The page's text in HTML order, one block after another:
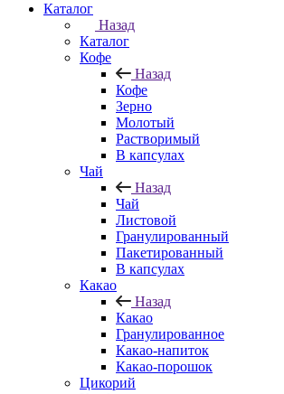
Каталог
Назад
Каталог
Кофе
Назад
Кофе
Зерно
Молотый
Растворимый
В капсулах
Чай
Назад
Чай
Листовой
Гранулированный
Пакетированный
В капсулах
Какао
Назад
Какао
Гранулированное
Какао-напиток
Какао-порошок
Цикорий